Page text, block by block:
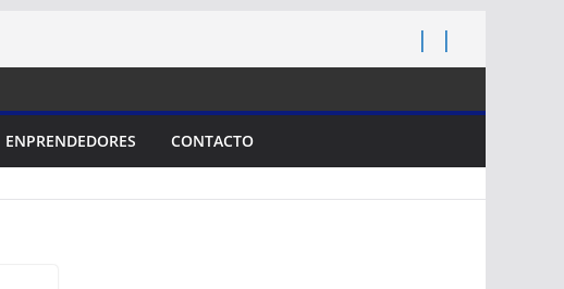
ENPRENDEDORES CONTACTO